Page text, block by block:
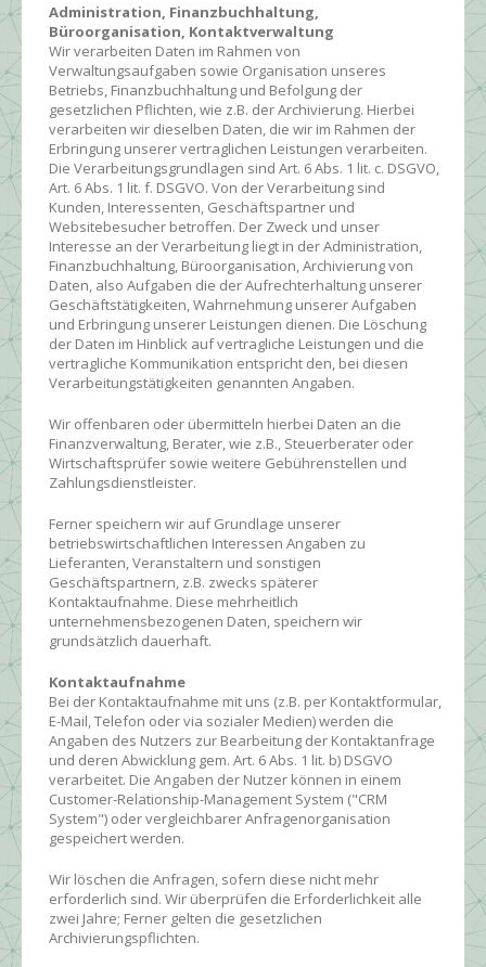
Administration, Finanzbuchhaltung,
Büroorganisation, Kontaktverwaltung
Wir verarbeiten Daten im Rahmen von
Verwaltungsaufgaben sowie Organisation unseres
Betriebs, Finanzbuchhaltung und Befolgung der
gesetzlichen Pflichten, wie z.B. der Archivierung. Hierbei
verarbeiten wir dieselben Daten, die wir im Rahmen der
Erbringung unserer vertraglichen Leistungen verarbeiten.
Die Verarbeitungsgrundlagen sind Art. 6 Abs. 1 lit. c. DSGVO,
Art. 6 Abs. 1 lit. f. DSGVO. Von der Verarbeitung sind
Kunden, Interessenten, Geschäftspartner und
Websitebesucher betroffen. Der Zweck und unser
Interesse an der Verarbeitung liegt in der Administration,
Finanzbuchhaltung, Büroorganisation, Archivierung von
Daten, also Aufgaben die der Aufrechterhaltung unserer
Geschäftstätigkeiten, Wahrnehmung unserer Aufgaben
und Erbringung unserer Leistungen dienen. Die Löschung
der Daten im Hinblick auf vertragliche Leistungen und die
vertragliche Kommunikation entspricht den, bei diesen
Verarbeitungstätigkeiten genannten Angaben.
Wir offenbaren oder übermitteln hierbei Daten an die
Finanzverwaltung, Berater, wie z.B., Steuerberater oder
Wirtschaftsprüfer sowie weitere Gebührenstellen und
Zahlungsdienstleister.
Ferner speichern wir auf Grundlage unserer
betriebswirtschaftlichen Interessen Angaben zu
Lieferanten, Veranstaltern und sonstigen
Geschäftspartnern, z.B. zwecks späterer
Kontaktaufnahme. Diese mehrheitlich
unternehmensbezogenen Daten, speichern wir
grundsätzlich dauerhaft.
Kontaktaufnahme
Bei der Kontaktaufnahme mit uns (z.B. per Kontaktformular,
E-Mail, Telefon oder via sozialer Medien) werden die
Angaben des Nutzers zur Bearbeitung der Kontaktanfrage
und deren Abwicklung gem. Art. 6 Abs. 1 lit. b) DSGVO
verarbeitet. Die Angaben der Nutzer können in einem
Customer-Relationship-Management System ("CRM
System") oder vergleichbarer Anfragenorganisation
gespeichert werden.
Wir löschen die Anfragen, sofern diese nicht mehr
erforderlich sind. Wir überprüfen die Erforderlichkeit alle
zwei Jahre; Ferner gelten die gesetzlichen
Archivierungspflichten.